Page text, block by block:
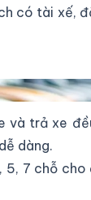
có tài xế,
và trả xe
dàng.
5, 7 chỗ cho